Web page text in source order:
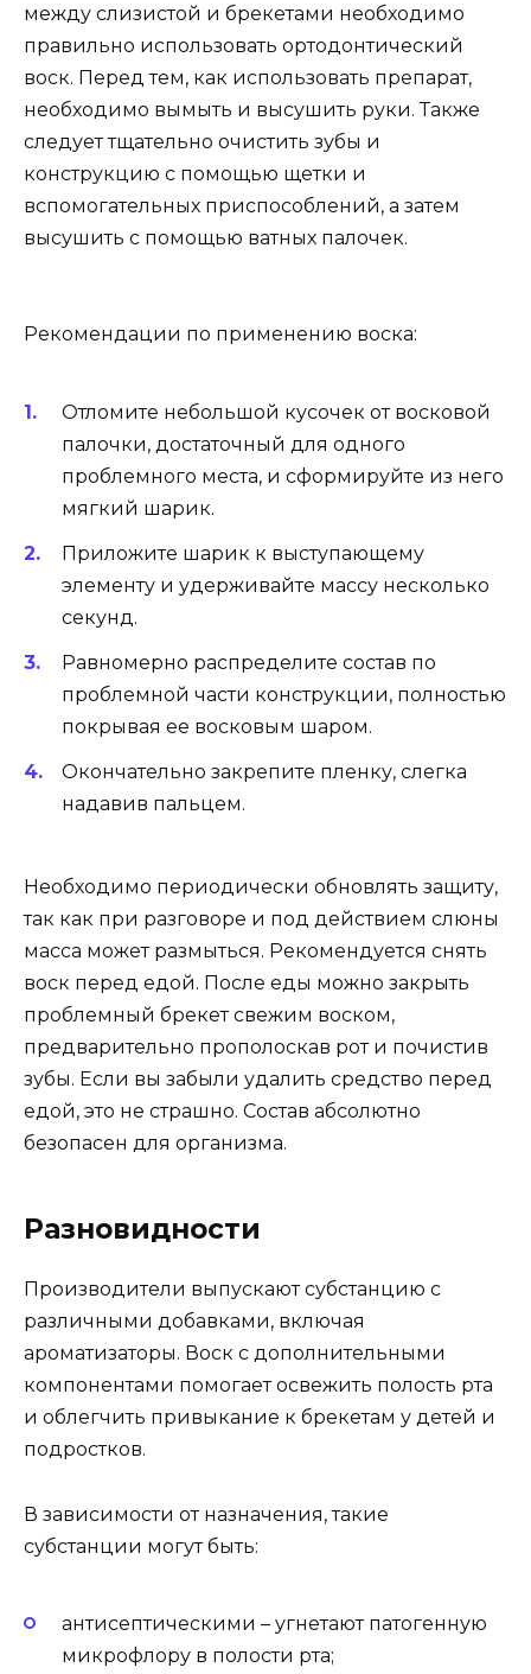
между слизистой и брекетами необходимо
правильно использовать ортодонтический
воск. Перед тем, как использовать препарат,
необходимо вымыть и высушить руки. Также
следует тщательно очистить зубы и
конструкцию с помощью щетки и
вспомогательных приспособлений, а затем
высушить с помощью ватных палочек.
Рекомендации по применению воска:
Отломите небольшой кусочек от восковой
палочки, достаточный для одного
проблемного места, и сформируйте из него
мягкий шарик.
Приложите шарик к выступающему
элементу и удерживайте массу несколько
секунд.
Равномерно распределите состав по
проблемной части конструкции, полностью
покрывая ее восковым шаром.
Окончательно закрепите пленку, слегка
надавив пальцем.
Необходимо периодически обновлять защиту,
так как при разговоре и под действием слюны
масса может размыться. Рекомендуется снять
воск перед едой. После еды можно закрыть
проблемный брекет свежим воском,
предварительно прополоскав рот и почистив
зубы. Если вы забыли удалить средство перед
едой, это не страшно. Состав абсолютно
безопасен для организма.
Разновидности
Производители выпускают субстанцию с
различными добавками, включая
ароматизаторы. Воск с дополнительными
компонентами помогает освежить полость рта
и облегчить привыкание к брекетам у детей и
подростков.
В зависимости от назначения, такие
субстанции могут быть:
антисептическими – угнетают патогенную
микрофлору в полости рта;